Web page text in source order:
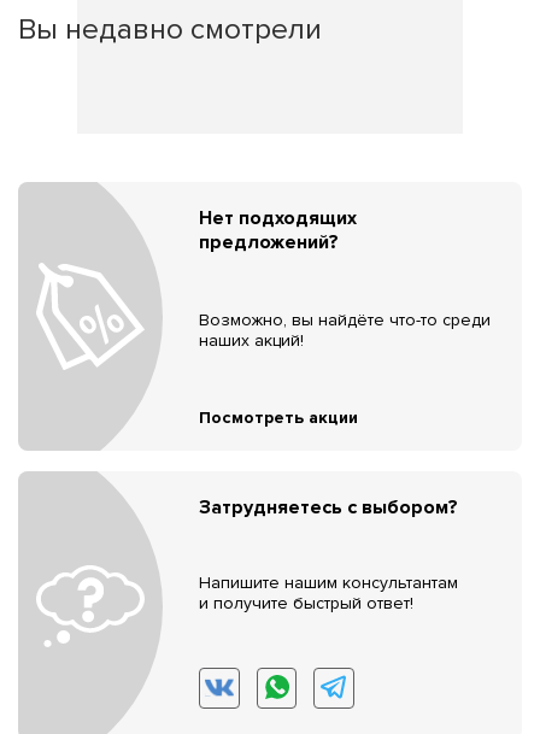
Вы недавно смотрели
Нет подходящих
предложений?
Возможно, вы найдёте что-то среди
наших акций!
Посмотреть акции
Затрудняетесь с выбором?
Напишите нашим консультантам
и получите быстрый ответ!